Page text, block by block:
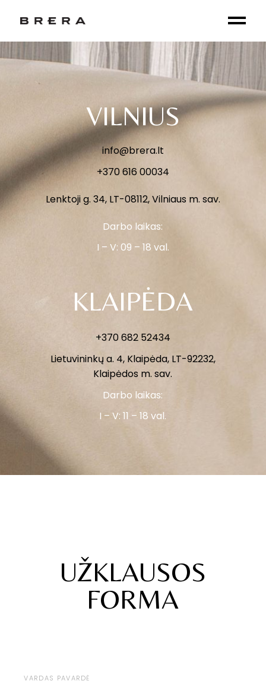
VILNIUS
info@brera.lt
+370 616 00034
Lenktoji g. 34, LT-08112, Vilniaus m. sav.
Darbo laikas:
I – V: 09 – 18 val.
KLAIPĖDA
+370 682 52434
Lietuvininkų a. 4, Klaipėda, LT-92232,
Klaipėdos m. sav.
Darbo laikas:
I – V: 11 – 18 val.
UŽKLAUSOS
FORMA